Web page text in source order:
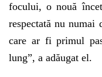
focului, o nouă
respectată nu numai
care ar fi primul
lung”, a adăugat el.